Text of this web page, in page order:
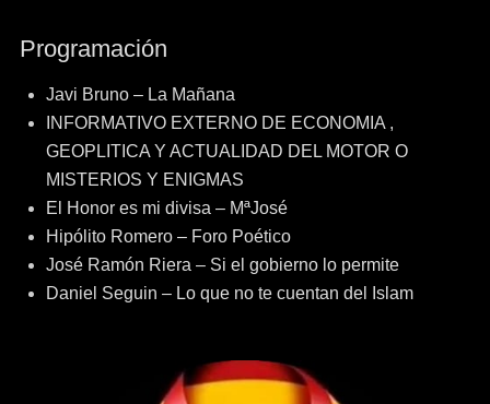
entradas
Programación
Javi Bruno – La Mañana
INFORMATIVO EXTERNO DE ECONOMIA ,
GEOPLITICA Y ACTUALIDAD DEL MOTOR O
MISTERIOS Y ENIGMAS
El Honor es mi divisa – MªJosé
Hipólito Romero – Foro Poético
José Ramón Riera – Si el gobierno lo permite
Daniel Seguin – Lo que no te cuentan del Islam